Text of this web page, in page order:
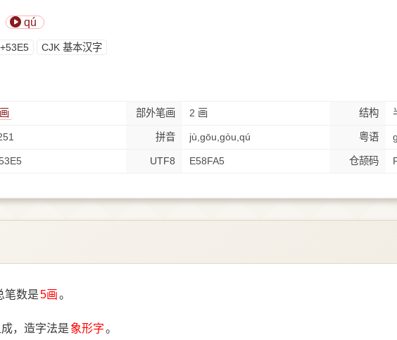
qú
CJK 基本汉字
部外笔画 2 画 结构
拼音 jù,gōu,gòu,qú 粤语
UTF8 E58FA5 仓颉码
笔数是5画。
，造字法是 象形字。